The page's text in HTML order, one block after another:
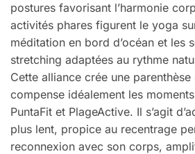
postures favorisant l’harmonie
activités phares figurent le yoga
méditation en bord d’océan et les
stretching adaptées au rythme
Cette alliance crée une
compense idéalement les
PuntaFit et PlageActive. Il s’agit
plus lent, propice au recentrage
reconnexion avec son corps,